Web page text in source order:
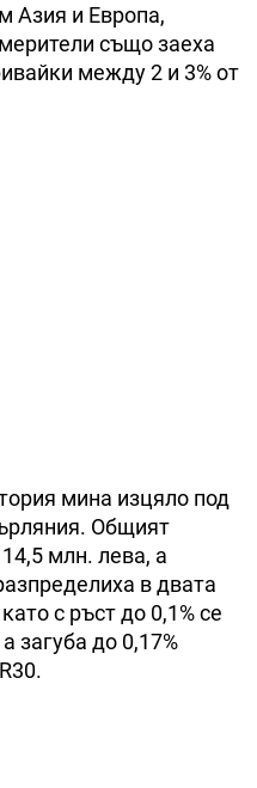
Азия и Европа,
също заеха
между 2 и 3% от
мина изцяло под
Общият
млн. лева, а
в двата
с ръст до 0,1% се
загуба до 0,17%